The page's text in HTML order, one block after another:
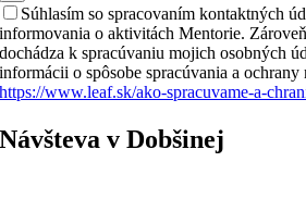
Súhlasím so spracovaním kontaktných
informovania o aktivitách Mentorie.
dochádza k spracúvaniu mojich osobných
informácii o spôsobe spracúvania a
https://www.leaf.sk/ako-spracuvame-a-
Návšteva v Dobšinej